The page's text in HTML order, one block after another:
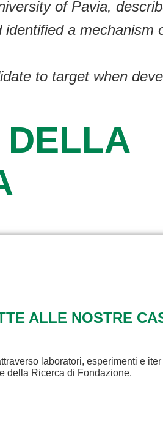
of Pavia,
a
to target when
DELLA
ALLE NOSTRE
laboratori, esperimenti e
della Ricerca di Fondazione.